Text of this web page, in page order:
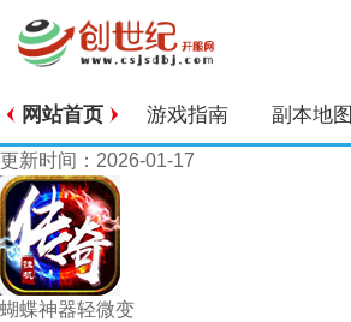
网站首页 游戏指南 副本地图
更新时间：2026-01-17
蝴蝶神器轻微变